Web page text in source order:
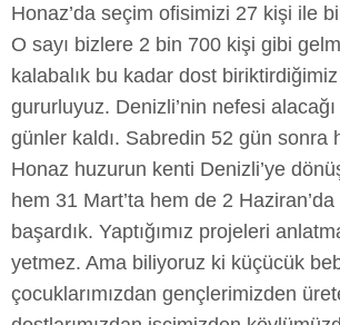
Honaz’da seçim ofisimizi 27 kişi ile
O sayı bizlere 2 bin 700 kişi gibi
kalabalık bu kadar dost
gururluyuz. Denizli’nin nefesi alacağı
günler kaldı. Sabredin 52 gün sonra
Honaz huzurun kenti Denizli’ye
hem 31 Mart’ta hem de 2
başardık. Yaptığımız projeleri
yetmez. Ama biliyoruz ki küçücük
çocuklarımızdan gençlerimizden